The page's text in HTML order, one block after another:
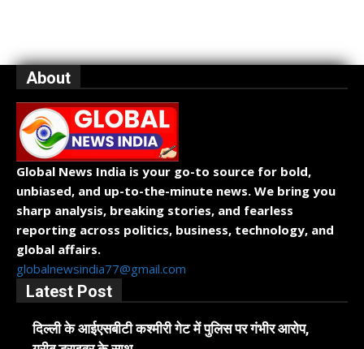
About
Global News India is your go-to source for bold,
unbiased, and up-to-the-minute news. We bring you
sharp analysis, breaking stories, and fearless
reporting across politics, business, technology, and
global affairs.
globalnewsindia77@gmail.com
Latest Post
दिल्ली के आईएसबीटी कश्मीरी गेट में पुलिस पर गंभीर आरोप,